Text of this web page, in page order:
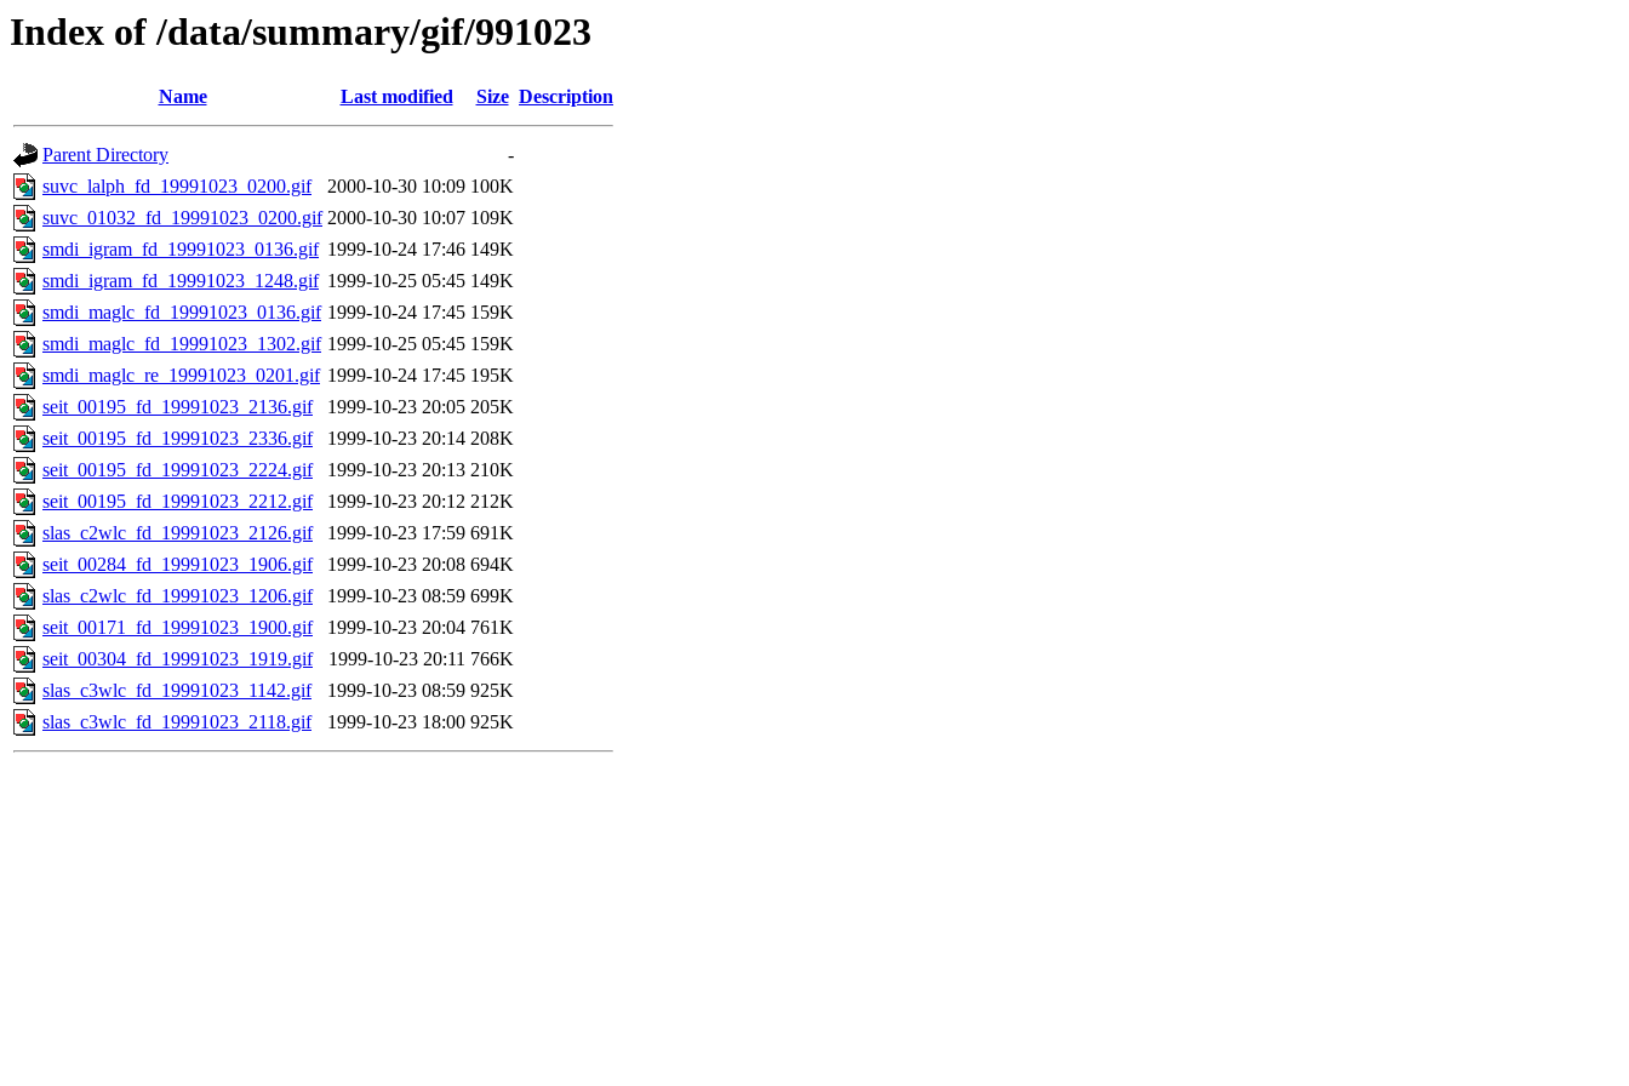
Index of /data/summary/gif/991023
Name Last modified Size Description
Parent Directory
-
suvc_lalph_fd_19991023_0200.gif
2000-10-30 10:09 100K
suvc_01032_fd_19991023_0200.gif 2000-10-30 10:07 109K
smdi_igram_fd_19991023_0136.gif 1999-10-24 17:46 149K
smdi_igram_fd_19991023_1248.gif 1999-10-25 05:45 149K
smdi_maglc_fd_19991023_0136.gif 1999-10-24 17:45 159K
smdi_maglc_fd_19991023_1302.gif 1999-10-25 05:45 159K
smdi_maglc_re_19991023_0201.gif 1999-10-24 17:45 195K
seit_00195_fd_19991023_2136.gif
1999-10-23 20:05 205K
seit_00195_fd_19991023_2336.gif
1999-10-23 20:14 208K
seit_00195_fd_19991023_2224.gif
1999-10-23 20:13 210K
seit_00195_fd_19991023_2212.gif
1999-10-23 20:12 212K
slas_c2wlc_fd_19991023_2126.gif
1999-10-23 17:59 691K
seit_00284_fd_19991023_1906.gif
1999-10-23 20:08 694K
slas_c2wlc_fd_19991023_1206.gif
1999-10-23 08:59 699K
seit_00171_fd_19991023_1900.gif
1999-10-23 20:04 761K
seit_00304_fd_19991023_1919.gif
1999-10-23 20:11 766K
slas_c3wlc_fd_19991023_1142.gif
1999-10-23 08:59 925K
slas_c3wlc_fd_19991023_2118.gif
1999-10-23 18:00 925K